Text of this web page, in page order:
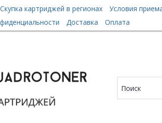
Скупка картриджей в регионах Условия
Доставка Оплата